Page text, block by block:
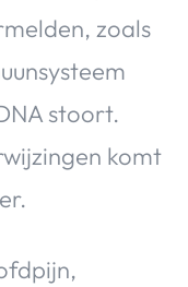
zoals
stoort.
komt